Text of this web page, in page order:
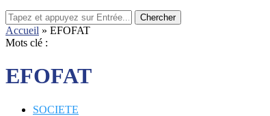
Chercher
Accueil » EFOFAT
Mots clé :
EFOFAT
SOCIETE